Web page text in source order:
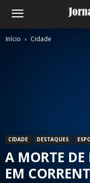
Início Cidade
CIDADE DESTAQUES
A MORTE
EM